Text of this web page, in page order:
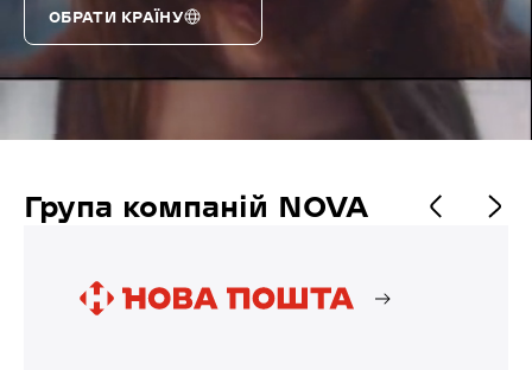
ОБРАТИ КРАЇНУ
Група компаній NOVA